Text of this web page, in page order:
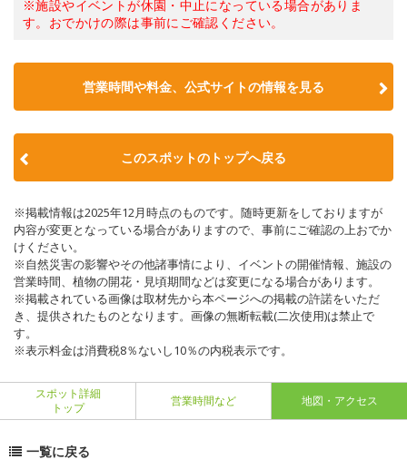
※施設やイベントが休園・中止になっている場合がありま
す。おでかけの際は事前にご確認ください。
営業時間や料金、公式サイトの情報を見る
このスポットのトップへ戻る
※掲載情報は2025年12月時点のものです。随時更新をしておりますが
内容が変更となっている場合がありますので、事前にご確認の上おでか
けください。
※自然災害の影響やその他諸事情により、イベントの開催情報、施設の
営業時間、植物の開花・見頃期間などは変更になる場合があります。
※掲載されている画像は取材先から本ページへの掲載の許諾をいただ
き、提供されたものとなります。画像の無断転載(二次使用)は禁止で
す。
※表示料金は消費税8％ないし10％の内税表示です。
スポット詳細
トップ
営業時間など 地図・アクセス
一覧に戻る